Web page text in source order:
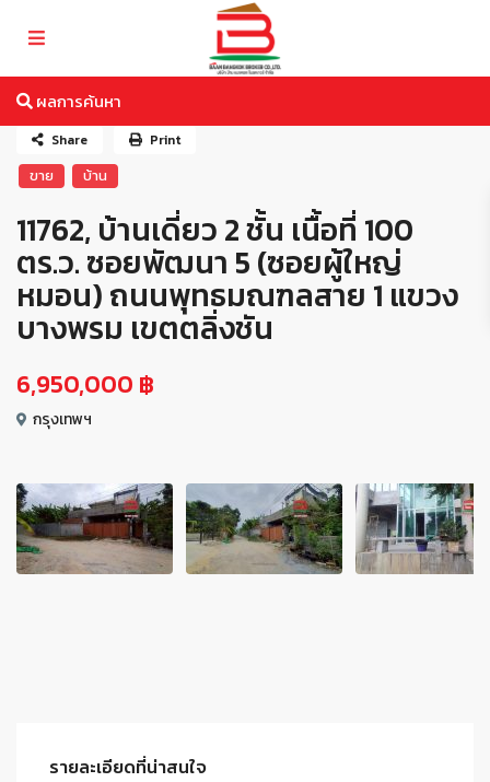
ผลการค้นหา
ขาย บ้าน
11762, บ้านเดี่ยว 2 ชั้น เนื้อที่ 100
ตร.ว. ซอยพัฒนา 5 (ซอยผู้ใหญ่
หมอน) ถนนพุทธมณฑลสาย 1 แขวง
บางพรม เขตตลิ่งชัน
6,950,000 ฿
กรุงเทพฯ
Share Print
รายละเอียดที่น่าสนใจ